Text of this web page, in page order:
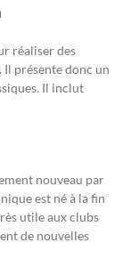
réaliser des
présente donc un
Il inclut
nouveau par
est né à la fin
utile aux clubs
de nouvelles